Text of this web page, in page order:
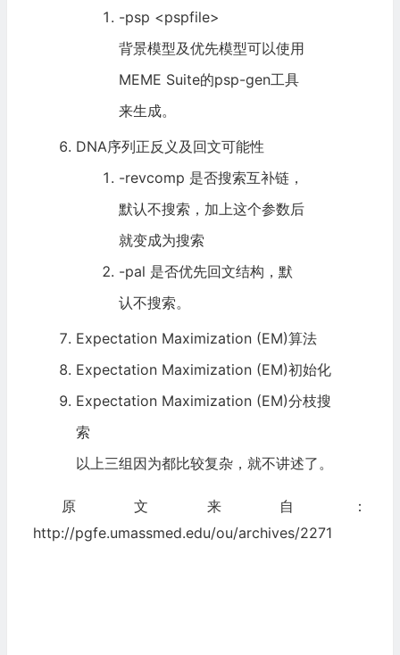
-psp <pspfile>
背景模型及优先模型可以使用
MEME Suite的psp-gen工具
来生成。
DNA序列正反义及回文可能性
-revcomp 是否搜索互补链，
默认不搜索，加上这个参数后
就变成为搜索
-pal 是否优先回文结构，默
认不搜索。
Expectation Maximization (EM)算法
Expectation Maximization (EM)初始化
Expectation Maximization (EM)分枝搜
索
以上三组因为都比较复杂，就不讲述了。
原文来自：
http://pgfe.umassmed.edu/ou/archives/2271